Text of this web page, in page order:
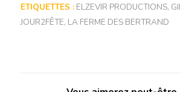
ETIQUETTES : ELZEVIR PRODUCTIONS,
JOUR2FÊTE, LA FERME DES BERTRAND